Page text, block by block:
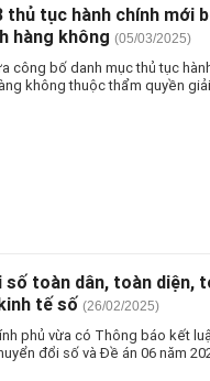
thủ tục hành chính mới
hàng không (05/03/2025)
công bố danh mục thủ tục
không thuộc thẩm quyền
số toàn dân, toàn
tế số (26/02/2025)
phủ vừa có Thông báo kết
đổi số và Đề án 06 năm